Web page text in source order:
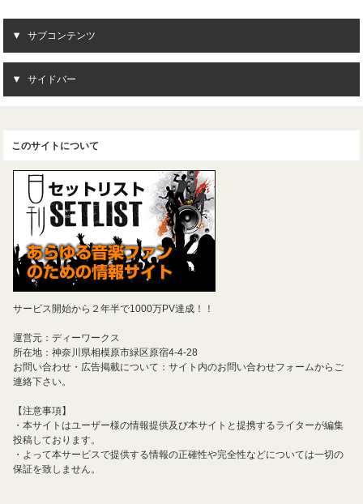
サブコンテンツ
サイドバー
このサイトについて
サービス開始から２年半で1000万PV達成！！
運営元：ディーワークス
所在地：神奈川県相模原市緑区原宿4-4-28
お問い合わせ・広告掲載について：サイト内のお問い合わせフォームからご
連絡下さい。
【注意事項】
・本サイトはユーザー様の情報提供及び本サイトと提携するライターが編集
投稿しております。
・よって本サービスで提供する情報の正確性や完全性などについては一切の
保証を致しません。